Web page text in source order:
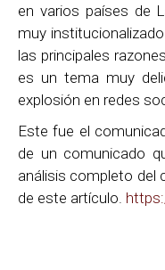
en varios países de
muy
las principales
es un tema muy
explosión en redes
Este fue el
de un comunicado
análisis completo del
de este artículo.